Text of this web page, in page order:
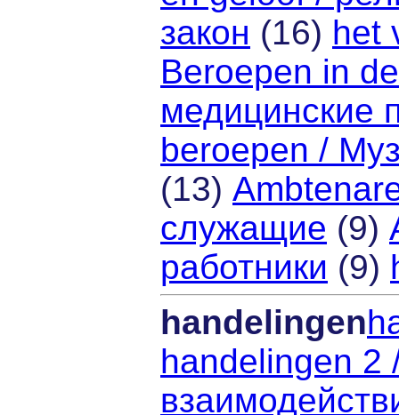
закон (16) het
Beroepen in
медицинские
beroepen /
(13)
служащие (9)
работники (9)
handelingen
handelingen 2